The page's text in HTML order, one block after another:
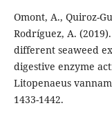
Omont, A., Quiroz-
Rodríguez, A.
different seaweed
digestive enzyme
Litopenaeus
1433-1442.